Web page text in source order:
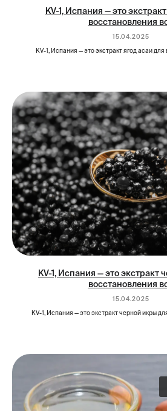
KV-1, Испания — это
восстановления
15.04.2025
KV-1, Испания — это экстракт ягод асаи
KV-1, Испания — это экстракт
восстановления
15.04.2025
KV-1, Испания — это экстракт черной икры